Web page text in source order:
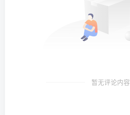
暂无评论内容